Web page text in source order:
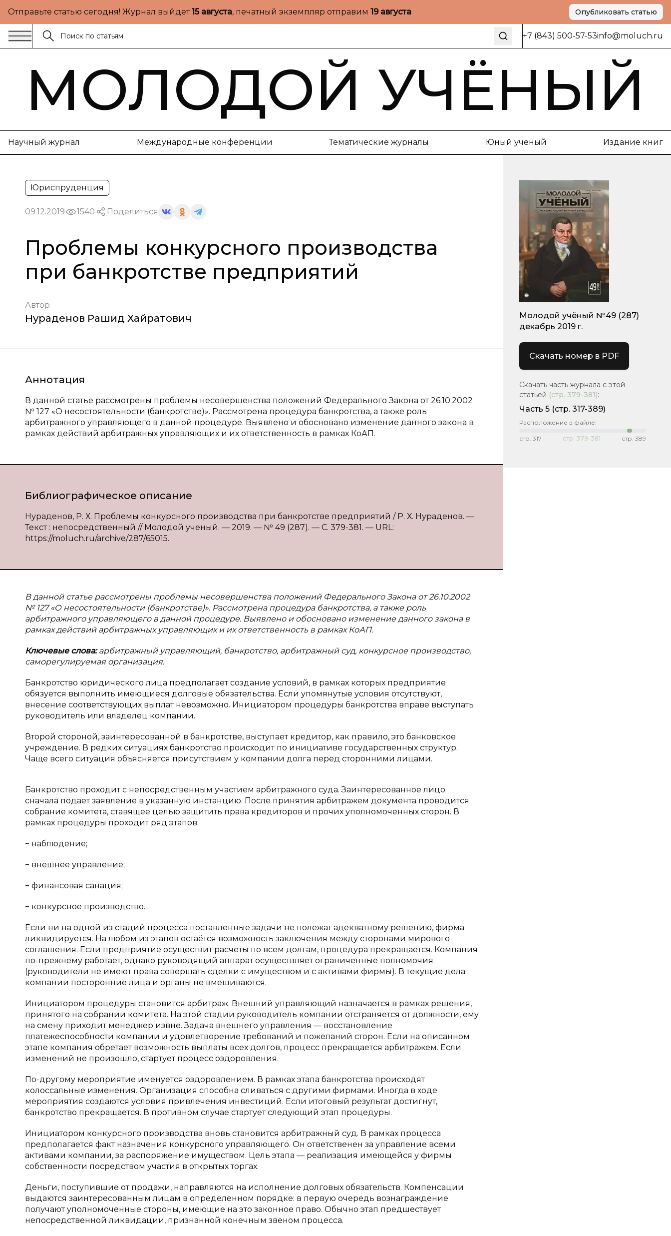
Отправьте статью сегодня! Журнал выйдет15 августа, печатный экземпляр отправим 19 августа Опубликовать статью
+7 (843) 500-57-53info@moluch.ru
МОЛОДОЙ УЧЁНЫЙ
Научный журнал Международные конференции Тематические журналы Юный ученый Издание книг
Юриспруденция
09.12.2019 1540 Поделиться
Проблемы конкурсного производства
при банкротстве предприятий
Автор
Нураденов Рашид Хайратович
Аннотация
В данной статье рассмотрены проблемы несовершенства положений Федерального Закона от 26.10.2002
№ 127 «О несостоятельности (банкротстве)». Рассмотрена процедура банкротства, а также роль
арбитражного управляющего в данной процедуре. Выявлено и обосновано изменение данного закона в
рамках действий арбитражных управляющих и их ответственность в рамках КоАП.
Библиографическое описание
Нураденов, Р. Х. Проблемы конкурсного производства при банкротстве предприятий / Р. Х. Нураденов. —
Текст : непосредственный // Молодой ученый. — 2019. — № 49 (287). — С. 379-381. — URL:
https://moluch.ru/archive/287/65015.
В данной статье рассмотрены проблемы несовершенства положений Федерального Закона от 26.10.2002
№ 127 «О несостоятельности (банкротстве)». Рассмотрена процедура банкротства, а также роль
арбитражного управляющего в данной процедуре. Выявлено и обосновано изменение данного закона в
рамках действий арбитражных управляющих и их ответственность в рамках КоАП.
Ключевые слова: арбитражный управляющий, банкротство, арбитражный суд, конкурсное производство,
саморегулируемая организация.
Банкротство юридического лица предполагает создание условий, в рамках которых предприятие
обязуется выполнить имеющиеся долговые обязательства. Если упомянутые условия отсутствуют,
внесение соответствующих выплат невозможно. Инициатором процедуры банкротства вправе выступать
руководитель или владелец компании.
Второй стороной, заинтересованной в банкротстве, выступает кредитор, как правило, это банковское
учреждение. В редких ситуациях банкротство происходит по инициативе государственных структур.
Чаще всего ситуация объясняется присутствием у компании долга перед сторонними лицами.
Банкротство проходит с непосредственным участием арбитражного суда. Заинтересованное лицо
сначала подает заявление в указанную инстанцию. После принятия арбитражем документа проводится
собрание комитета, ставящее целью защитить права кредиторов и прочих уполномоченных сторон. В
рамках процедуры проходит ряд этапов:
− наблюдение;
− внешнее управление;
− финансовая санация;
− конкурсное производство.
Если ни на одной из стадий процесса поставленные задачи не полежат адекватному решению, фирма
ликвидируется. На любом из этапов остаётся возможность заключения между сторонами мирового
соглашения. Если предприятие осуществит расчеты по всем долгам, процедура прекращается. Компания
по-прежнему работает, однако руководящий аппарат осуществляет ограниченные полномочия
(руководители не имеют права совершать сделки с имуществом и с активами фирмы). В текущие дела
компании посторонние лица и органы не вмешиваются.
Инициатором процедуры становится арбитраж. Внешний управляющий назначается в рамках решения,
принятого на собрании комитета. На этой стадии руководитель компании отстраняется от должности, ему
на смену приходит менеджер извне. Задача внешнего управления — восстановление
платежеспособности компании и удовлетворение требований и пожеланий сторон. Если на описанном
этапе компания обретает возможность выплаты всех долгов, процесс прекращается арбитражем. Если
изменений не произошло, стартует процесс оздоровления.
По-другому мероприятие именуется оздоровлением. В рамках этапа банкротства происходят
колоссальные изменения. Организация способна сливаться с другими фирмами. Иногда в ходе
мероприятия создаются условия привлечения инвестиций. Если итоговый результат достигнут,
банкротство прекращается. В противном случае стартует следующий этап процедуры.
Инициатором конкурсного производства вновь становится арбитражный суд. В рамках процесса
предполагается факт назначения конкурсного управляющего. Он ответственен за управление всеми
активами компании, за распоряжение имуществом. Цель этапа — реализация имеющейся у фирмы
собственности посредством участия в открытых торгах.
Деньги, поступившие от продажи, направляются на исполнение долговых обязательств. Компенсации
выдаются заинтересованным лицам в определенном порядке: в первую очередь вознаграждение
получают уполномоченные стороны, имеющие на это законное право. Обычно этап предшествует
непосредственной ликвидации, признанной конечным звеном процесса.
Молодой учёный №49 (287)
декабрь 2019 г.
Скачать номер в PDF
Скачать часть журнала с этой
статьей (стр. 379-381):
Часть 5 (стр. 317-389)
Расположение в файле:
стр. 317 стр. 379-381 стр. 389